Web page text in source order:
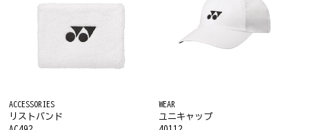
ACCESSORIES
リストバンド
WEAR
ユニキャップ